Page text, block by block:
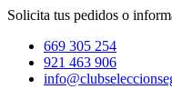
Solicita tus pedidos o
669 305 254
921 463 906